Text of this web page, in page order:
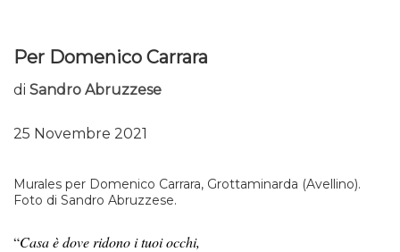
Per Domenico Carrara
di Sandro Abruzzese
25 Novembre 2021
Murales per Domenico Carrara, Grottaminarda (Avellino).
Foto di Sandro Abruzzese.
“Casaè dove ridono i tuoi occhi,